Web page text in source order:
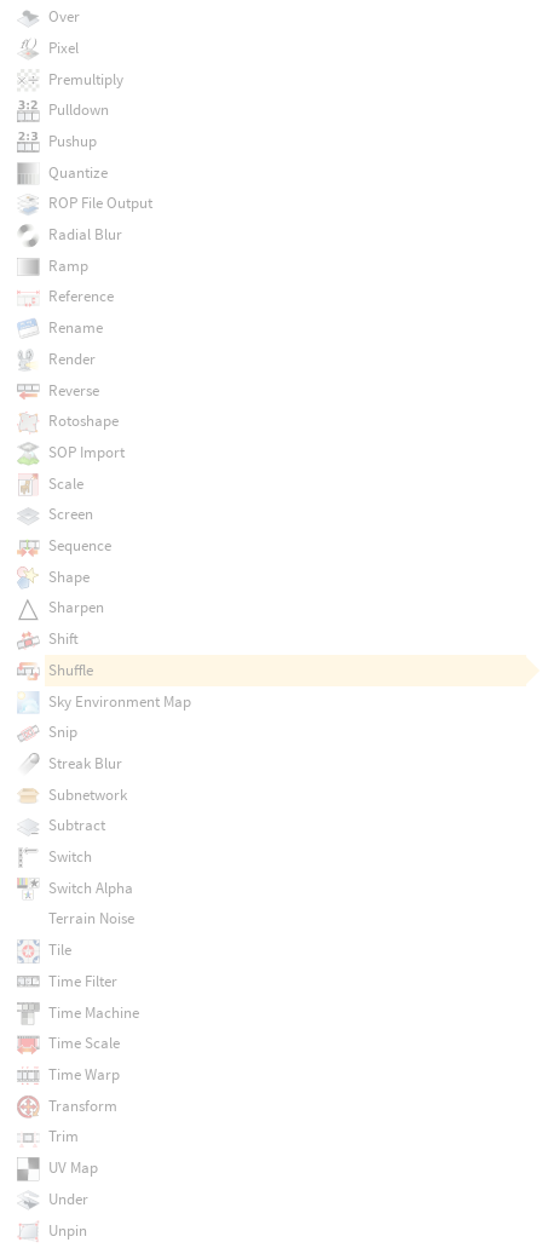
Over
Pixel
Premultiply
Pulldown
Pushup
Quantize
ROP File Output
Radial Blur
Ramp
Reference
Rename
Render
Reverse
Rotoshape
SOP Import
Scale
Screen
Sequence
Shape
Sharpen
Shift
Shuffle
Sky Environment Map
Snip
Streak Blur
Subnetwork
Subtract
Switch
Switch Alpha
Terrain Noise
Tile
Time Filter
Time Machine
Time Scale
Time Warp
Transform
Trim
UV Map
Under
Unpin